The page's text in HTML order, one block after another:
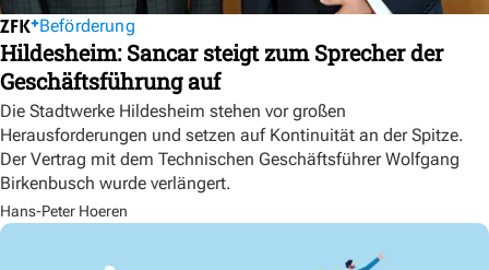
Beförderung
Hildesheim: Sancar steigt zum Sprecher der
Geschäftsführung auf
Die Stadtwerke Hildesheim stehen vor großen
Herausforderungen und setzen auf Kontinuität an der Spitze.
Der Vertrag mit dem Technischen Geschäftsführer Wolfgang
Birkenbusch wurde verlängert.
Hans-Peter Hoeren